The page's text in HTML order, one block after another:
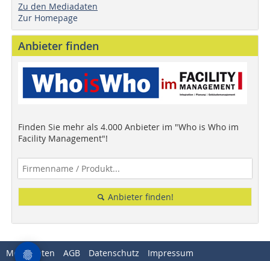
Zu den Mediadaten
Zur Homepage
Anbieter finden
Finden Sie mehr als 4.000 Anbieter im "Who is Who im
Facility Management"!
Anbieter finden!
Mediadaten AGB Datenschutz Impressum